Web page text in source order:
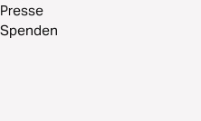
Presse
Spenden